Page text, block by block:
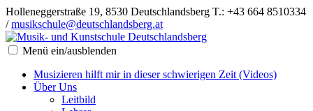
Holleneggerstraße 19, 8530 Deutschlandsberg T.: +43 664 8510334
/musikschule@deutschlandsberg.at
Menü ein/ausblenden
Musizieren hilft mir in dieser schwierigen Zeit (Videos)
Über Uns
Leitbild